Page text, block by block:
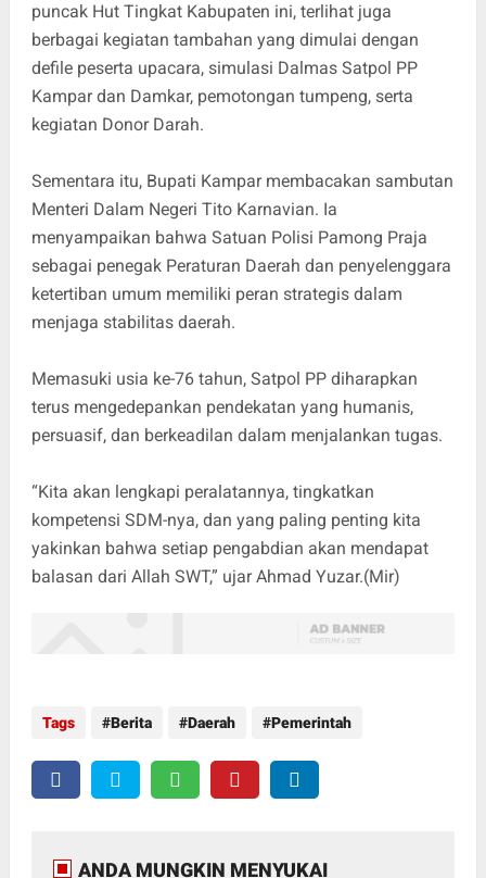
puncak Hut Tingkat Kabupaten ini, terlihat juga
berbagai kegiatan tambahan yang dimulai dengan
defile peserta upacara, simulasi Dalmas Satpol PP
Kampar dan Damkar, pemotongan tumpeng, serta
kegiatan Donor Darah.
Sementara itu, Bupati Kampar membacakan sambutan
Menteri Dalam Negeri Tito Karnavian. Ia
menyampaikan bahwa Satuan Polisi Pamong Praja
sebagai penegak Peraturan Daerah dan penyelenggara
ketertiban umum memiliki peran strategis dalam
menjaga stabilitas daerah.
Memasuki usia ke-76 tahun, Satpol PP diharapkan
terus mengedepankan pendekatan yang humanis,
persuasif, dan berkeadilan dalam menjalankan tugas.
“Kita akan lengkapi peralatannya, tingkatkan
kompetensi SDM-nya, dan yang paling penting kita
yakinkan bahwa setiap pengabdian akan mendapat
balasan dari Allah SWT,” ujar Ahmad Yuzar.(Mir)
Tags Berita Daerah Pemerintah
ANDA MUNGKIN MENYUKAI